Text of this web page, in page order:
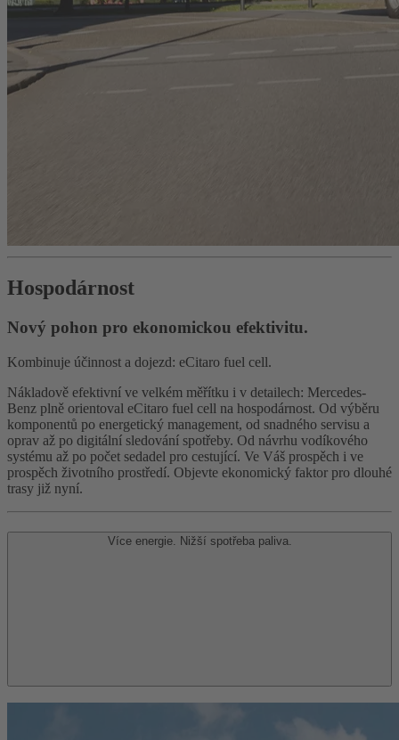
Hospodárnost
Nový pohon pro ekonomickou efektivitu.
Kombinuje účinnost a dojezd: eCitaro fuel cell.
Nákladově efektivní ve velkém měřítku i v detailech: Mercedes-
Benz plně orientoval eCitaro fuel cell na hospodárnost. Od výběru
komponentů po energetický management, od snadného servisu a
oprav až po digitální sledování spotřeby. Od návrhu vodíkového
systému až po počet sedadel pro cestující. Ve Váš prospěch i ve
prospěch životního prostředí. Objevte ekonomický faktor pro dlouhé
trasy již nyní.
Více energie. Nižší spotřeba paliva.